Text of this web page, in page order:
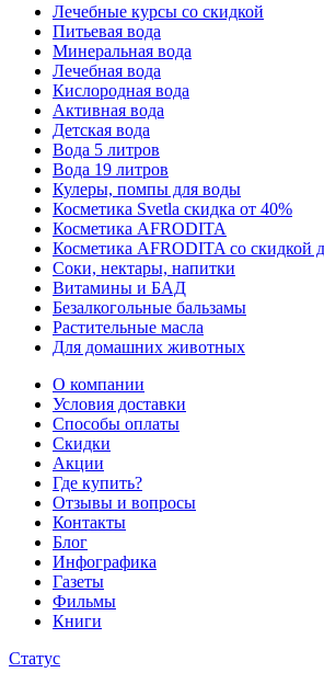
Лечебные курсы со скидкой
Питьевая вода
Минеральная вода
Лечебная вода
Кислородная вода
Активная вода
Детская вода
Вода 5 литров
Вода 19 литров
Кулеры, помпы для воды
Косметика Svetla скидка от 40%
Косметика AFRODITA
Косметика AFRODITA со скидкой
Соки, нектары, напитки
Витамины и БАД
Безалкогольные бальзамы
Растительные масла
Для домашних животных
О компании
Условия доставки
Способы оплаты
Скидки
Акции
Где купить?
Отзывы и вопросы
Контакты
Блог
Инфографика
Газеты
Фильмы
Книги
Статус